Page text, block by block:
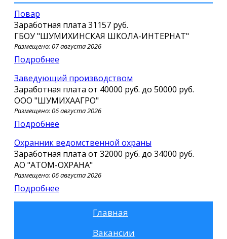
Повар
Заработная плата 31157 руб.
ГБОУ "ШУМИХИНСКАЯ ШКОЛА-ИНТЕРНАТ"
Размещено: 07 августа 2026
Подробнее
Заведующий производством
Заработная плата от 40000 руб. до 50000 руб.
ООО "ШУМИХААГРО"
Размещено: 06 августа 2026
Подробнее
Охранник ведомственной охраны
Заработная плата от 32000 руб. до 34000 руб.
АО "АТОМ-ОХРАНА"
Размещено: 06 августа 2026
Подробнее
Главная
Вакансии